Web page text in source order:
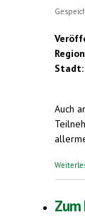
Stadt:
Auch
Zum